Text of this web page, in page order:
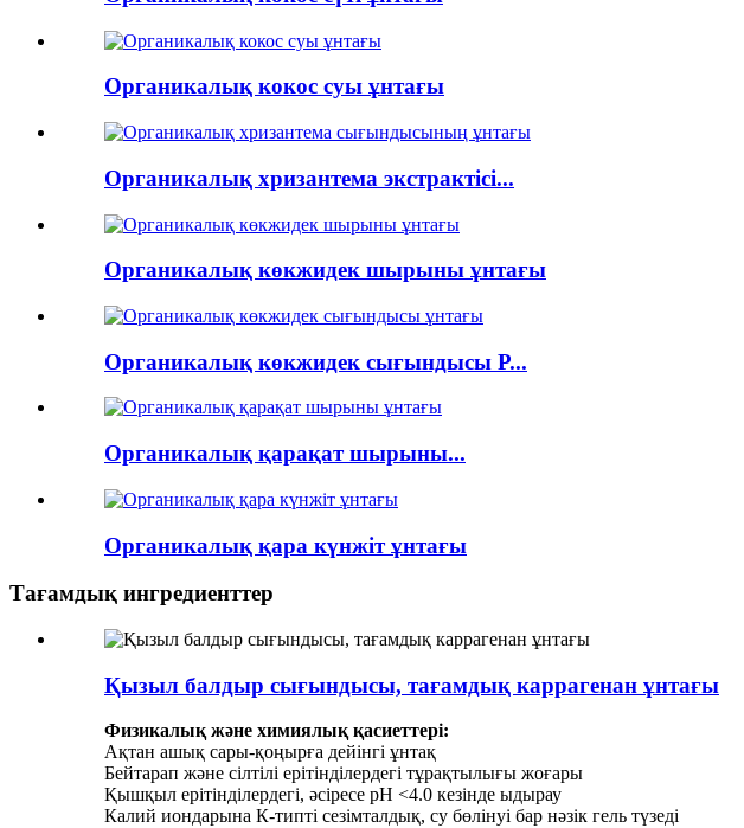
Органикалық кокос суы ұнтағы
Органикалық хризантема экстрактісі...
Органикалық көкжидек шырыны ұнтағы
Органикалық көкжидек сығындысы P...
Органикалық қарақат шырыны...
Органикалық қара күнжіт ұнтағы
Тағамдық ингредиенттер
Қызыл балдыр сығындысы, тағамдық каррагенан ұнтағы
Физикалық және химиялық қасиеттері:
Ақтан ашық сары-қоңырға дейінгі ұнтақ
Бейтарап және сілтілі ерітінділердегі тұрақтылығы жоғары
Қышқыл ерітінділердегі, әсіресе рН <4.0 кезінде ыдырау
Калий иондарына К-типті сезімталдық, су бөлінуі бар нәзік гель түзеді